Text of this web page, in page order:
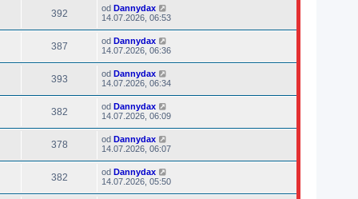
392 od Dannydax
14.07.2026, 06:53
387 od Dannydax
14.07.2026, 06:36
393 od Dannydax
14.07.2026, 06:34
382 od Dannydax
14.07.2026, 06:09
378 od Dannydax
14.07.2026, 06:07
382 od Dannydax
14.07.2026, 05:50